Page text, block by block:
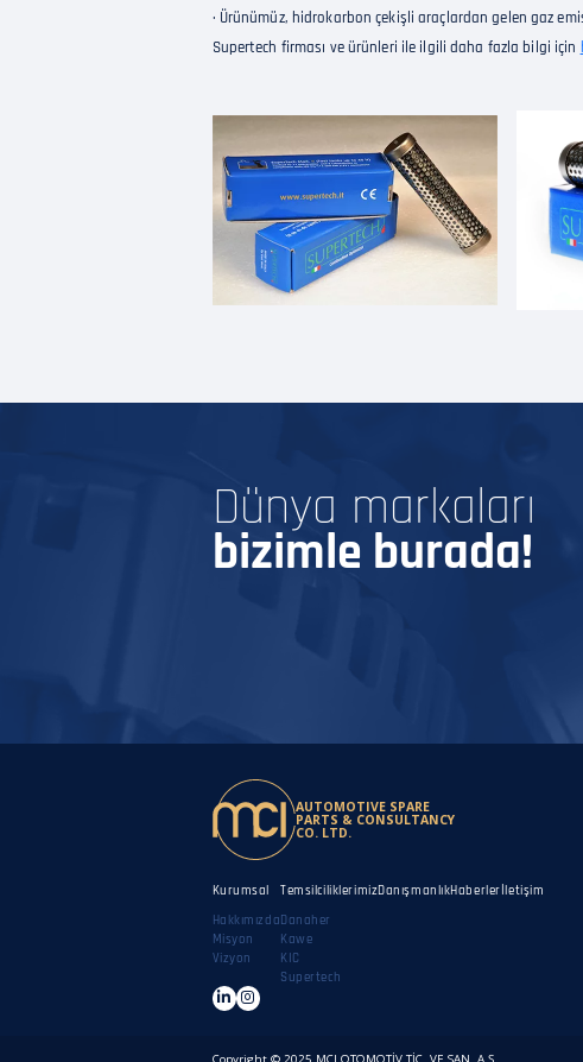
· Ürünümüz, hidrokarbon çekişli araçlardan gelen gaz
Supertech firması ve ürünleri ile ilgili daha fazla bilgi için
Dünya markaları
bizimle burada!
AUTOMOTIVE SPARE
PARTS & CONSULTANCY
CO. LTD.
Kurumsal
Hakkımızda
Misyon
Vizyon
Temsilciliklerimiz
Danaher
Kawe
KIC
Supertech
DanışmanlıkHaberlerİletişim
Copyright © 2025 MCI OTOMOTİV TİC. VE SAN. A.Ş.